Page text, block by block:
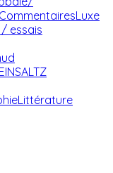
Luxe
/ essais
Littérature